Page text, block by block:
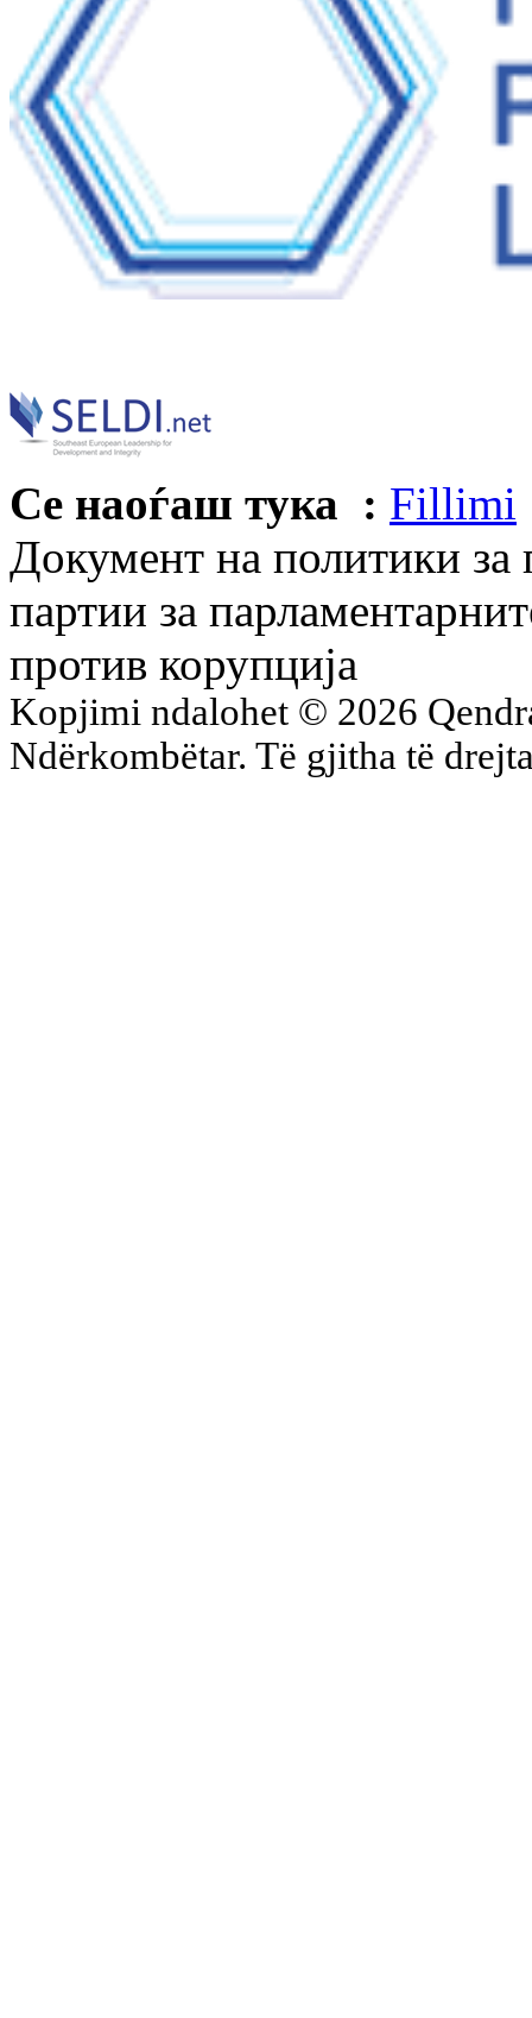
Се наоѓаш тука : Fillimi
Документ на политики за
партии за
против корупција
Kopjimi ndalohet © 2026
Ndërkombëtar. Të gjitha të